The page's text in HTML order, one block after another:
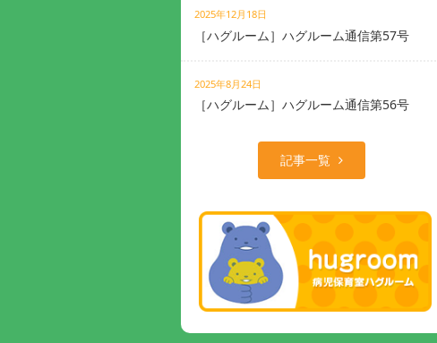
2025年12月18日
［ハグルーム］ハグルーム通信第57号
2025年8月24日
［ハグルーム］ハグルーム通信第56号
記事一覧